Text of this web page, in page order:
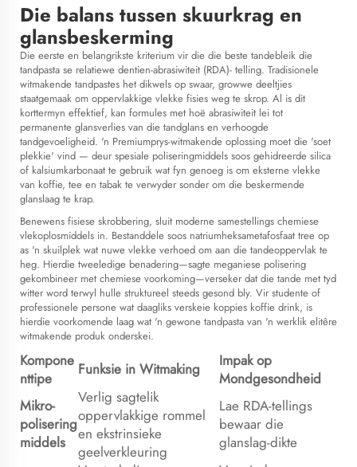
Die balans tussen skuurkrag en
glansbeskerming
Die eerste en belangrikste kriterium vir die die beste tandebleik die
tandpasta se relatiewe dentien-abrasiwiteit (RDA)- telling. Tradisionele
witmakende tandpastes het dikwels op swaar, growwe deeltjies
staatgemaak om oppervlakkige vlekke fisies weg te skrop. Al is dit
korttermyn effektief, kan formules met hoë abrasiwiteit lei tot
permanente glansverlies van die tandglans en verhoogde
tandgevoeligheid. 'n Premiumprys-witmakende oplossing moet die 'soet
plekkie' vind — deur spesiale poliseringmiddels soos gehidreerde silica
of kalsiumkarbonaat te gebruik wat fyn genoeg is om eksterne vlekke
van koffie, tee en tabak te verwyder sonder om die beskermende
glanslaag te krap.
Benewens fisiese skrobbering, sluit moderne samestellings chemiese
vlekoplosmiddels in. Bestanddele soos natriumheksametafosfaat tree op
as 'n skuilplek wat nuwe vlekke verhoed om aan die tandeoppervlak te
heg. Hierdie tweeledige benadering—sagte meganiese polisering
gekombineer met chemiese voorkoming—verseker dat die tande met tyd
witter word terwyl hulle struktureel steeds gesond bly. Vir studente of
professionele persone wat daagliks verskeie koppies koffie drink, is
hierdie voorkomende laag wat 'n gewone tandpasta van 'n werklik elitêre
witmakende produk onderskei.
Kompone
nttipe
Funksie in Witmaking
Impak op
Mondgesondheid
Mikro-
polisering
middels
Verlig sagtelik
oppervlakkige rommel
en ekstrinsieke
geelverkleuring
Lae RDA-tellings
bewaar die
glanslag-dikte